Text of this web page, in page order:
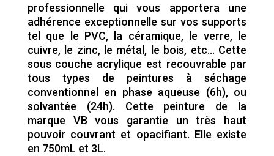
professionnelle qui vous apportera une
adhérence exceptionnelle sur vos supports
tel que le PVC, la céramique, le verre, le
cuivre, le zinc, le métal, le bois, etc… Cette
sous couche acrylique est recouvrable par
tous types de peintures à séchage
conventionnel en phase aqueuse (6h), ou
solvantée (24h). Cette peinture de la
marque VB vous garantie un très haut
pouvoir couvrant et opacifiant. Elle existe
en 750mL et 3L.